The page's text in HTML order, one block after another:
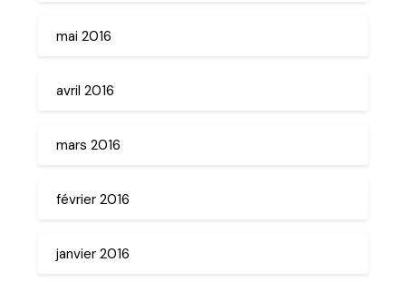
mai 2016
avril 2016
mars 2016
février 2016
janvier 2016